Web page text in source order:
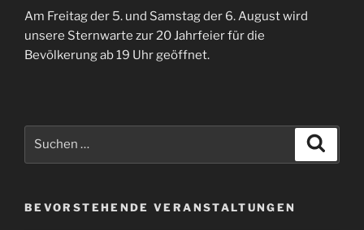
Am Freitag der 5. und Samstag der 6. August wird
unsere Sternwarte zur 20 Jahrfeier für die
Bevölkerung ab 19 Uhr geöffnet.
BEVORSTEHENDE VERANSTALTUNGEN